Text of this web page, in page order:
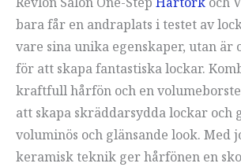
bara får en andraplats i testet av
vare sina unika egenskaper, utan är
för att skapa fantastiska lockar.
kraftfull hårfön och en
att skapa skräddarsydda lockar och
voluminös och glänsande look. Med
keramisk teknik ger hårfönen en